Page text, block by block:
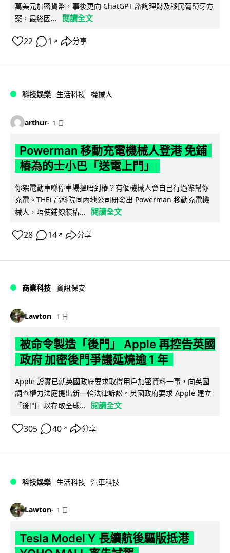
萬美元加密貨幣，事後更向 ChatGPT 諮詢理財及移民葡萄牙方
案，最終因...
閱讀全文
22 1 ↗ 分享
科技娛樂 生活科技 機械人
arthur 1 日
Powerman 移動充電機械人登港 免鋪
樁為的士小巴「送電上門」
你架電動車喺停車場搵唔到樁？有個機械人會自己行過嚟幫你
充電。THEi 高科院同內地公司研發出 Powerman 移動充電機
械人，唔使鋪線裝樁...
閱讀全文
28 14 ↗ 分享
商業科技 資訊保安
Lawton 1 日
被命令製造「後門」 Apple 再控告英國
政府 加密後門爭議延燒逾 1 年
Apple 證實已就英國政府要求取得用戶加密資料一事，向英國
調查權力法庭提出新一輪法律訴訟。英國政府要求 Apple 建立
「後門」以存取全球...
閱讀全文
305 40 ↗ 分享
科技娛樂 生活科技 汽車科技
Lawton 1 日
Tesla Model Y 長續航後驅版抵港